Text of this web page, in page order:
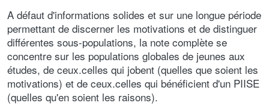
A défaut d'informations solides et sur une longue période
permettant de discerner les motivations et de distinguer
différentes sous-populations, la note complète se
concentre sur les populations globales de jeunes aux
études, de ceux.celles qui jobent (quelles que soient les
motivations) et de ceux.celles qui bénéficient d'un PIISE
(quelles qu'en soient les raisons).